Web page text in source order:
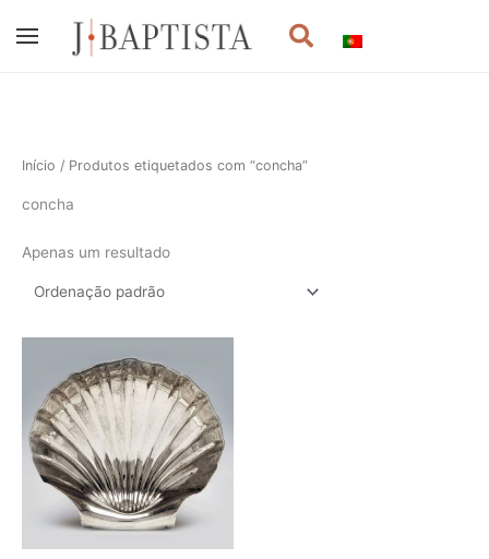
Procurar
Início / Produtos etiquetados com “concha”
concha
Apenas um resultado